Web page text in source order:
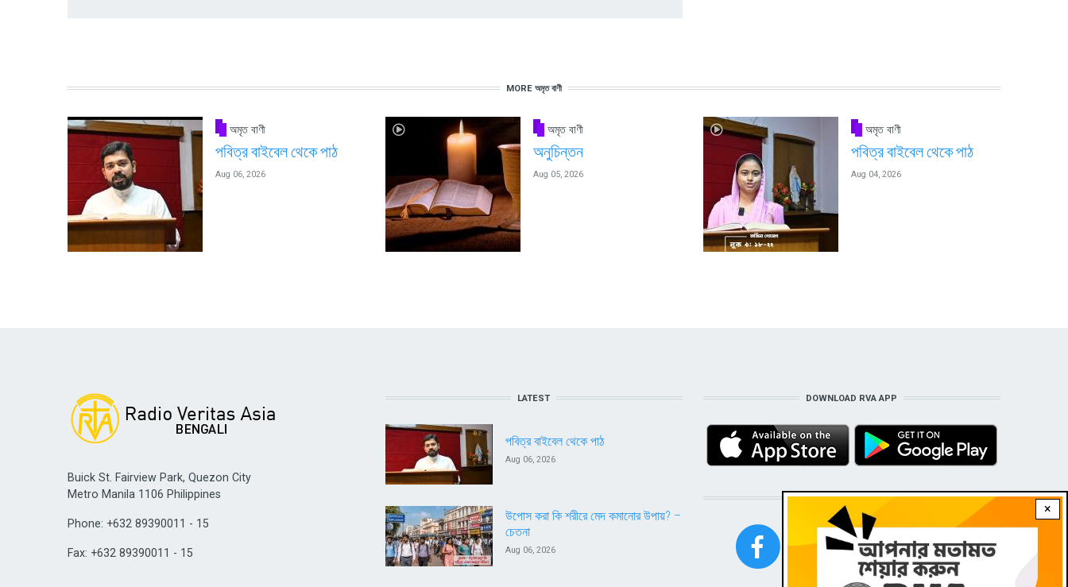
MORE অমৃত বাণী
অমৃত বাণী
পবিত্র বাইবেল থেকে পাঠ
Aug 06, 2026
অমৃত বাণী
অনুচিন্তন
Aug 05, 2026
অমৃত বাণী
পবিত্র বাইবেল থেকে পাঠ
Aug 04, 2026
×
Buick St. Fairview Park, Quezon City
Metro Manila 1106 Philippines
Phone: +632 89390011 - 15
Fax: +632 89390011 - 15
LATEST
পবিত্র বাইবেল থেকে পাঠ
Aug 06, 2026
উপোস করা কি শরীরে মেদ কমানোর উপায়? –
চেতনা
Aug 06, 2026
DOWNLOAD RVA APP
STAY CONNECTED WITH US!